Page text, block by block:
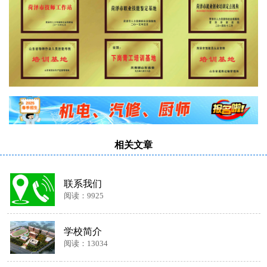
相关文章
联系我们
阅读：9925
学校简介
阅读：13034